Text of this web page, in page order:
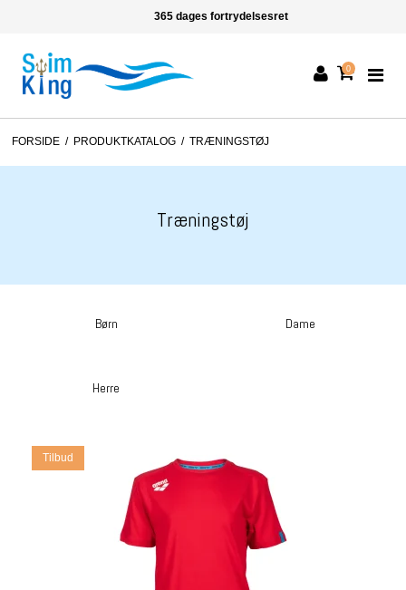
365 dages fortrydelsesret
0
FORSIDE / PRODUKTKATALOG / TRÆNINGSTØJ
Træningstøj
Børn Dame
Herre
Tilbud